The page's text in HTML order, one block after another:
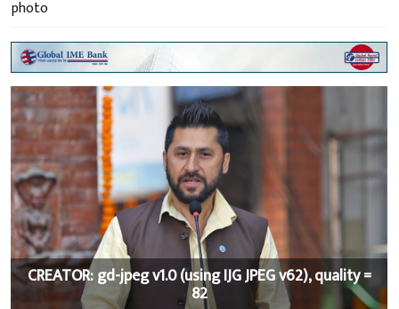
CREATOR: gd-jpeg v1.0 (using IJG JPEG v62), quality =
82